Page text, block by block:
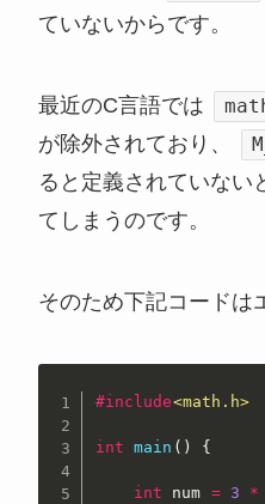
ていないからです。
最近のC言語では
が除外されており、
ると定義されていない
てしまうのです。
そのため下記コードは
#include<math.h>
int main ( ) {
int num = 3 *